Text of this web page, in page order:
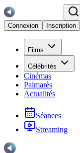
Connexion
Inscription
Films
Célébrités
Cinémas
Palmarès
Actualités
Séances
Streaming